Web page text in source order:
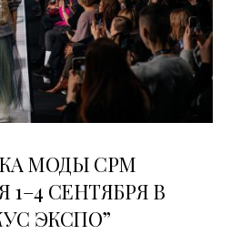
МОДЫ CPM
СЕНТЯБРЯ В
ЭКСПО”